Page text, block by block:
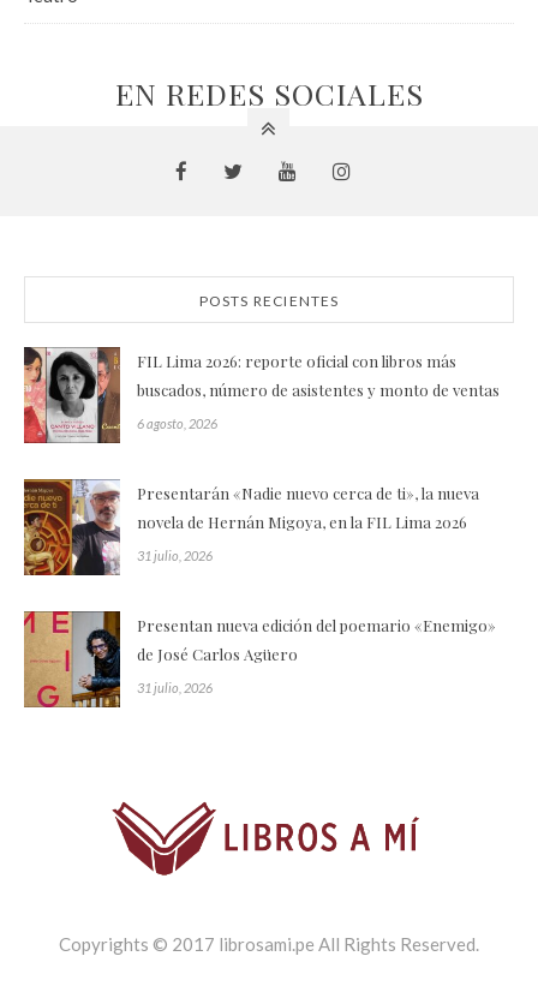
EN REDES SOCIALES
POSTS RECIENTES
FIL Lima 2026: reporte oficial con libros más
buscados, número de asistentes y monto de ventas
6 agosto, 2026
Presentarán «Nadie nuevo cerca de ti», la nueva
novela de Hernán Migoya, en la FIL Lima 2026
31 julio, 2026
Presentan nueva edición del poemario «Enemigo»
de José Carlos Agüero
31 julio, 2026
Copyrights © 2017 librosami.pe All Rights Reserved.